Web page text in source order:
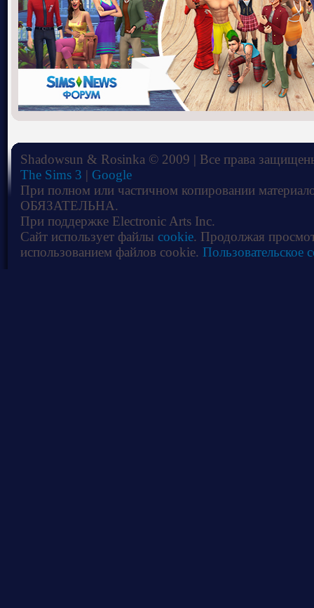
Shadowsun & Rosinka © 2009 | Все права
The Sims 3 | Google
При полном или частичном копировании
ОБЯЗАТЕЛЬНА.
При поддержке Electronic Arts Inc.
Сайт использует файлы cookie. Продолжая
использованием файлов cookie. Пользовательское